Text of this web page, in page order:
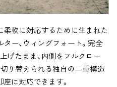
柔軟に対応するために生まれた
ー、ウィングフォート。完全
げたまま、内側をフルクロー
切り替えられる独自の二重構造
に対応できます。